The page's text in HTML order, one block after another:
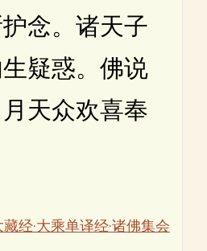
念。诸天子
疑惑。佛说
天众欢喜奉
经·大乘单译经·诸佛集会